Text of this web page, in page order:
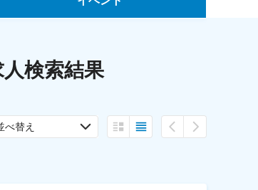
転職フェア
検索結果
べ替え